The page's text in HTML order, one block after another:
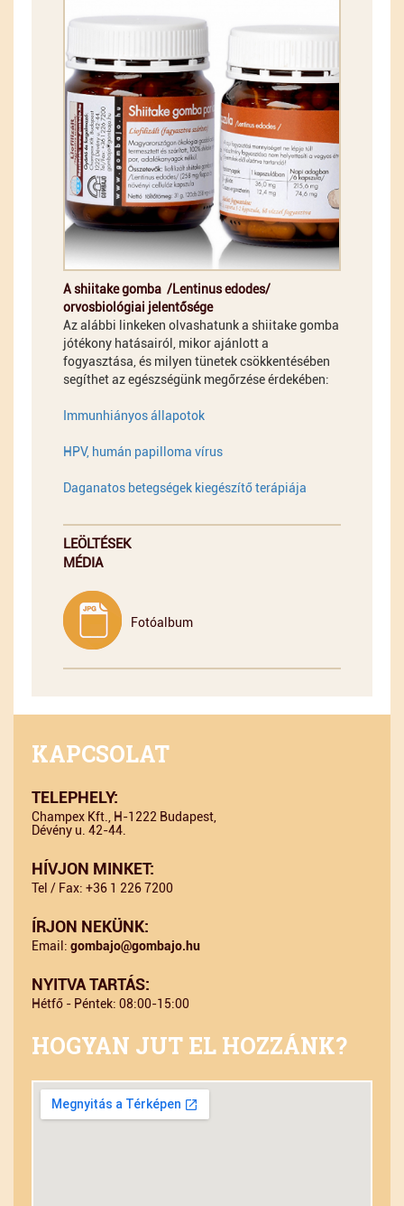
A shiitake gomba /Lentinus edodes/
orvosbiológiai jelentősége
Az alábbi linkeken olvashatunk a shiitake gomba
jótékony hatásairól, mikor ajánlott a
fogyasztása, és milyen tünetek csökkentésében
segíthet az egészségünk megőrzése érdekében:
Immunhiányos állapotok
HPV, humán papilloma vírus
Daganatos betegségek kiegészítő terápiája
LEÖLTÉSEK
MÉDIA
Fotóalbum
KAPCSOLAT
TELEPHELY:
Champex Kft., H-1222 Budapest,
Dévény u. 42-44.
HÍVJON MINKET:
Tel / Fax: +36 1 226 7200
ÍRJON NEKÜNK:
Email: gombajo@gombajo.hu
NYITVA TARTÁS:
Hétfő - Péntek: 08:00-15:00
HOGYAN JUT EL HOZZÁNK?